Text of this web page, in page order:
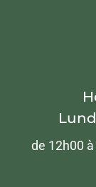
de 12h00